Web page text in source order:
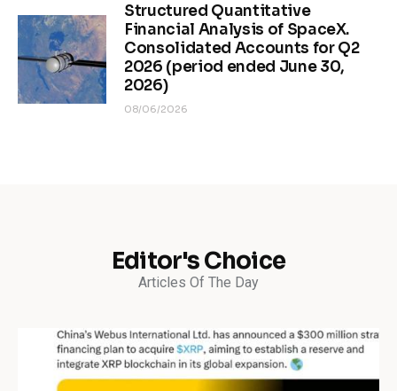
Structured Quantitative
Financial Analysis of SpaceX.
Consolidated Accounts for Q2
2026 (period ended June 30,
2026)
08/06/2026
Editor's Choice
Articles Of The Day